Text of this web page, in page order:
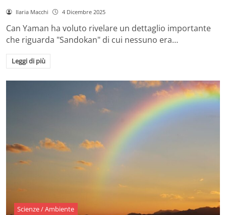
Ilaria Macchi 4 Dicembre 2025
Can Yaman ha voluto rivelare un dettaglio importante
che riguarda "Sandokan" di cui nessuno era…
Leggi di più
Scienze / Ambiente